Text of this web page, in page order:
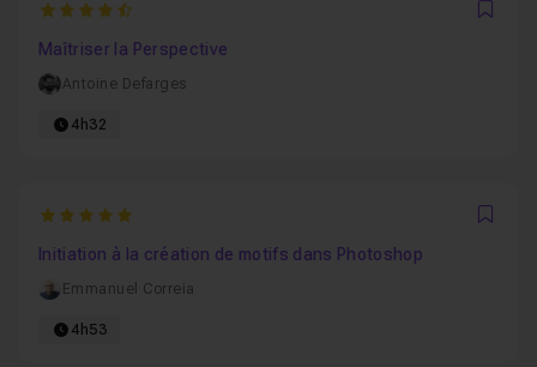
4.8317757009346
Maîtriser la Perspective
Antoine Defarges
4h32
5
Initiation à la création de motifs dans Photoshop
Emmanuel Correia
4h53